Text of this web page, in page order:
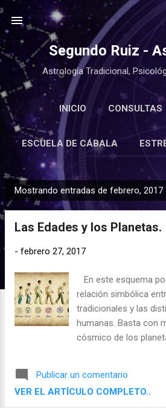
Ir al contenido
Segundo Ruiz -
Astrología Tradicional,
INICIO CONSULTAS
ESCUELA DE CÁBALA
E
n
Mostrando entradas de febrero, 2017
Las Edades y los Planetas.
- febrero 27, 2017
En este esquema
relación simbólica
tradicionales y las
humanas. Basta con
cósmico de los
Publicar un comentario
VER EL ARTÍCULO COMPLETO..